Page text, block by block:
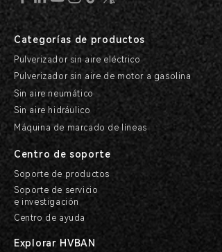
Categorías de productos
Pulverizador sin aire eléctrico
Pulverizador sin aire de motor a gasolina
Sin aire neumático
Sin aire hidráulico
Máquina de marcado de líneas
Centro de soporte
Soporte de productos
Soporte de servicio
e investigación
Centro de ayuda
Explorar HVBAN